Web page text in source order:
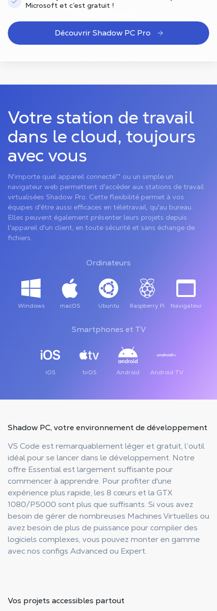
Microsoft et c’est gratuit !
Découvrir Shadow PC Pro
Votre station de travail
dans le cloud, toujours
avec vous
N'importe quel appareil connecté** ou un simple un
navigateur web permettent d'accéder aux stations de travail
virtualisées Shadow Pro. Cette flexibilité permet à vos
équipes d'être aussi efficaces en télétravail, qu'au bureau.
Elles peuvent également présenter leurs projets depuis
l'appareil d'un client, en toute sécurité et sans échange de
fichiers.
Ordinateurs
Windows macOS Ubuntu Raspberry Pi Navigateur
Smartphones et TV
iOS tvOS Android Android TV
Shadow PC, votre environnement de développement
VS Code est remarquablement léger et gratuit, l’outil
idéal pour se lancer dans le développement. Notre
offre Essential est largement suffisante pour
commencer à apprendre. Pour profiter d'une
expérience plus rapide, les 8 cœurs et la GTX
1080/P5000 sont plus que suffisants. Si vous avez
besoin de gérer de nombreuses Machines Virtuelles ou
avez besoin de plus de puissance pour compiler des
logiciels complexes, vous pouvez monter en gamme
avec nos configs Advanced ou Expert.
Vos projets accessibles partout